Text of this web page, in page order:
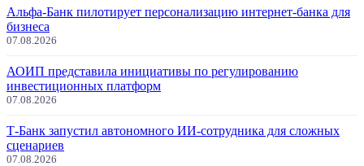
Альфа-Банк пилотирует персонализацию интернет-банка для
бизнеса
07.08.2026
АОИП представила инициативы по регулированию
инвестиционных платформ
07.08.2026
Т-Банк запустил автономного ИИ-сотрудника для сложных
сценариев
07.08.2026